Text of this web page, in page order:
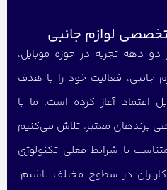
تخصصی لوازم جانبی
دو دهه تجربه در حوزه موبایل،
جانبی، فعالیت خود را با هدف
اعتماد آغاز کرده است. ما با
برندهای معتبر، تلاش می‌کنیم
با شرایط فعلی تکنولوژی
در سطوح مختلف باشیم.